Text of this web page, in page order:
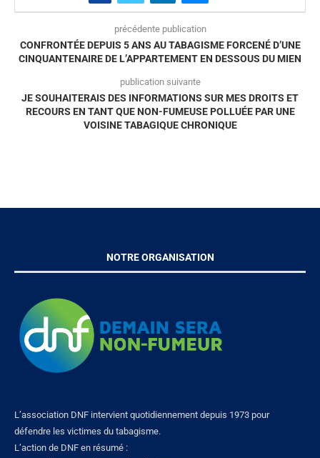
précédente publication
CONFRONTÉE DEPUIS 5 ANS AU TABAGISME FORCENÉ D’UNE
CINQUANTENAIRE DE L’APPARTEMENT EN DESSOUS DU MIEN
publication suivante
JE SOUHAITERAIS DES INFORMATIONS SUR MES DROITS ET
RECOURS EN TANT QUE NON-FUMEUSE POLLUÉE PAR UNE
VOISINE TABAGIQUE CHRONIQUE
NOTRE ORGANISATION
L’association DNF intervient quotidiennement depuis 1973 pour
défendre les victimes du tabagisme.
L’action de DNF en résumé :